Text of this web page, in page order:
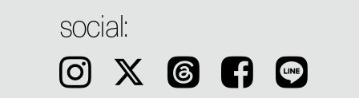
social:
Instagram 𝕏 Threads Facebook LINE